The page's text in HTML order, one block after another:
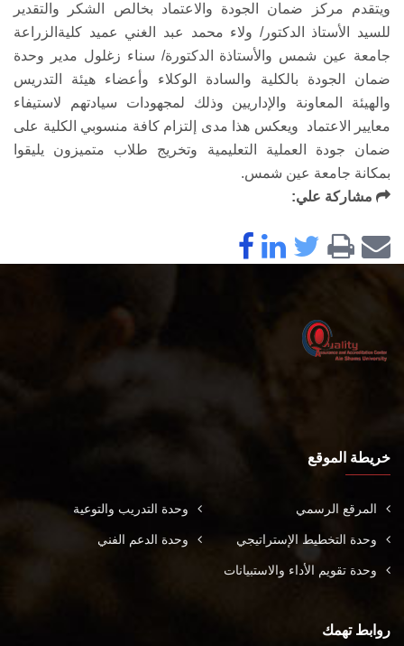
ويتقدم مركز ضمان الجودة والاعتماد بخالص الشكر والتقدير
للسيد الأستاذ الدكتور/ ولاء محمد عبد الغني عميد كليةالزراعة
جامعة عين شمس والأستاذة الدكتورة/ سناء زغلول مدير وحدة
ضمان الجودة بالكلية والسادة الوكلاء وأعضاء هيئة التدريس
والهيئة المعاونة والإداريين وذلك لمجهودات سيادتهم لاستيفاء
معايير الاعتماد ويعكس هذا مدى إلتزام كافة منسوبي الكلية على
ضمان جودة العملية التعليمية وتخريج طلاب متميزون يليقوا
بمكانة جامعة عين شمس.
مشاركة علي:
خريطة الموقع
المرقع الرسمي وحدة التدريب والتوعية
وحدة التخطيط الإستراتيجي وحدة الدعم الفني
وحدة تقويم الأداء والاستبيانات
روابط تهمك